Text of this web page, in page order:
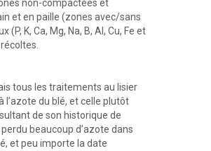
non-compactées et
et en paille (zones avec/sans
K, Ca, Mg, Na, B, Al, Cu, Fe et
tous les traitements au lisier
l’azote du blé, et celle plutôt
de son historique de
beaucoup d’azote dans
et peu importe la date